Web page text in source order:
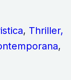
, Thriller,
,